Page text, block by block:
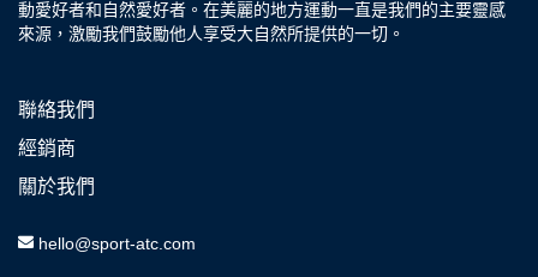
動愛好者和自然愛好者。在美麗的地方運動一直是我們的主要靈感
來源，激勵我們鼓勵他人享受大自然所提供的一切。
聯絡我們
經銷商
關於我們
hello@sport-atc.com